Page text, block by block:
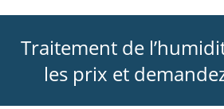
Traitement de
les prix et